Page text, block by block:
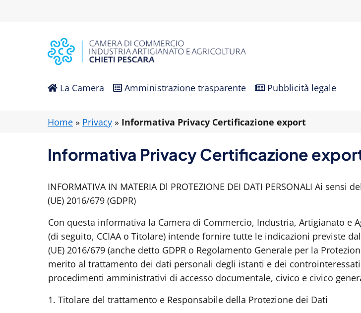
La Camera Amministrazione trasparente Pubblicità legale
Home » Privacy » Informativa Privacy Certificazione export
Informativa Privacy Certificazione
INFORMATIVA IN MATERIA Dl PROTEZIONE DEI DATI PERSONALI Ai sensi
(UE) 2016/679 (GDPR)
Con questa informativa la Camera di Commercio, Industria, Artigianato e
(di seguito, CCIAA o Titolare) intende fornire tutte le indicazioni previste
(UE) 2016/679 (anche detto GDPR o Regolamento Generale per la
merito al trattamento dei dati personali degli istanti e dei
procedimenti amministrativi di accesso documentale, civico e civico
1. Titolare del trattamento e Responsabile della Protezione dei Dati